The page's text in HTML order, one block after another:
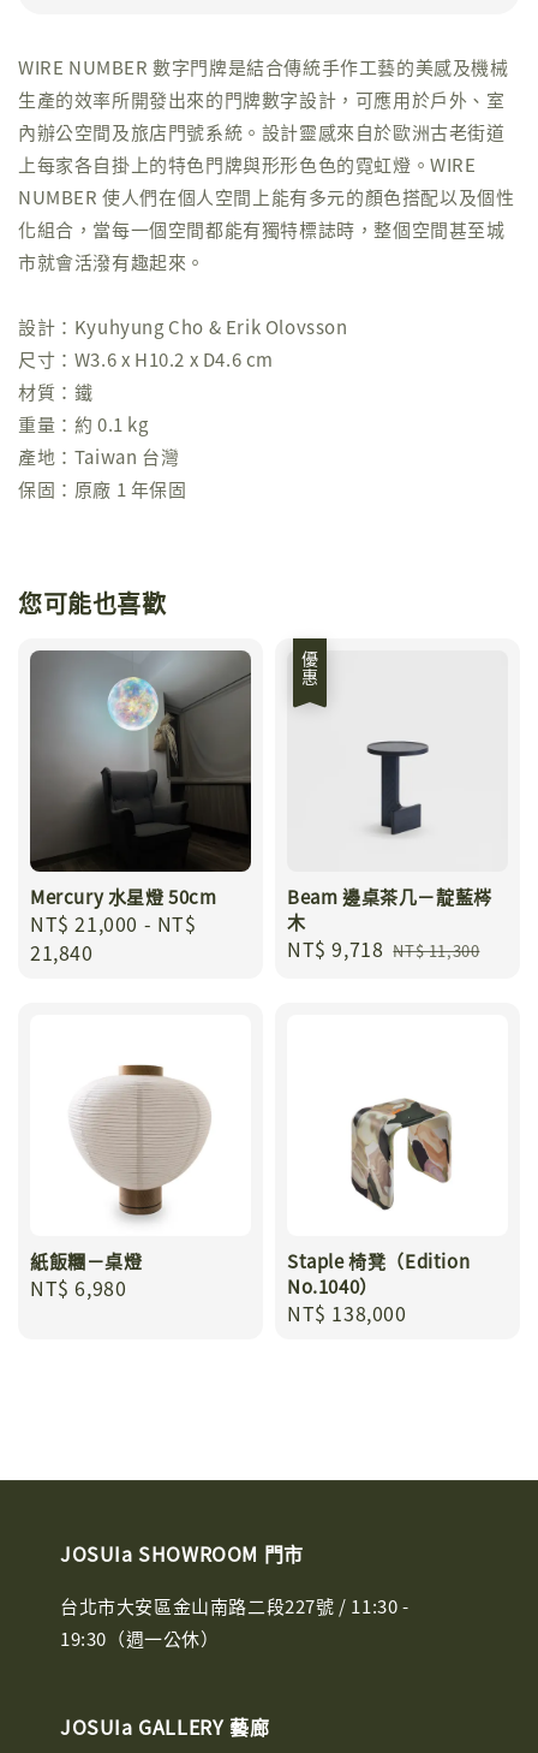
WIRE NUMBER 數字門牌是結合傳統手作工藝的美感及機械
生產的效率所開發出來的門牌數字設計，可應用於戶外、室
內辦公空間及旅店門號系統。設計靈感來自於歐洲古老街道
上每家各自掛上的特色門牌與形形色色的霓虹燈。WIRE
NUMBER 使人們在個人空間上能有多元的顏色搭配以及個性
化組合，當每一個空間都能有獨特標誌時，整個空間甚至城
市就會活潑有趣起來。
設計：Kyuhyung Cho & Erik Olovsson
尺寸：W3.6 x H10.2 x D4.6 cm
材質：鐵
重量：約 0.1 kg
產地：Taiwan 台灣
保固：原廠 1 年保固
您可能也喜歡
Mercury 水星燈 50cm
Regular
price
NT$ 21,000 - NT$
21,840
優惠
Beam 邊桌茶几－靛藍梣
木
Sale
NT$ 9,718 Regular
NT$ 11,300
紙飯糰－桌燈
Regular
NT$ 6,980
Staple 椅凳（Edition
No.1040）
Regular
NT$ 138,000
JOSUIa SHOWROOM 門市
台北市大安區金山南路二段227號 / 11:30 -
19:30（週一公休）
JOSUIa GALLERY 藝廊